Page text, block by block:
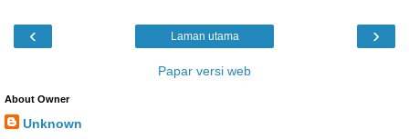
‹ ›
Laman utama
Papar versi web
About Owner
Unknown